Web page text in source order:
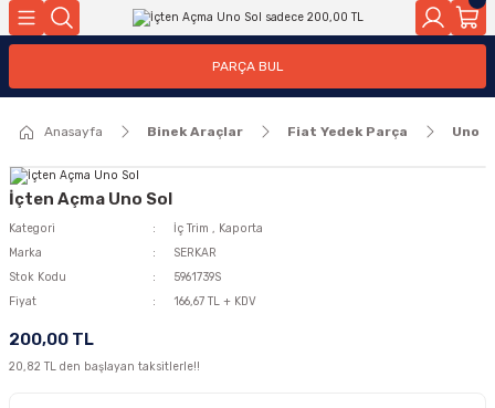
Geri Dön
Geri Dön
PARÇA BUL
Anasayfa Binek Araçlar Fiat Yedek Parça Uno
İçten Açma Uno Sol
Kategori İç Trim , Kaporta
Marka
SERKAR
Stok Kodu
5961739S
Fiyat
166,67 TL + KDV
200,00 TL
20,82 TL den başlayan taksitlerle!!